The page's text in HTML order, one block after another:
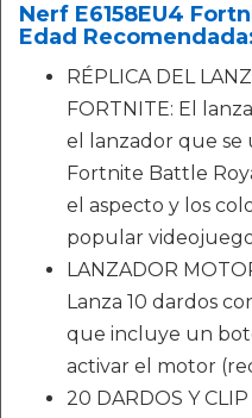
Nerf E6158EU4
Edad
RÉPLICA DEL
FORTNITE: El
el lanzador que se
Fortnite Battle
el aspecto y los
popular
LANZADOR
Lanza 10 dardos
que incluye un
activar el motor
20 DARDOS Y